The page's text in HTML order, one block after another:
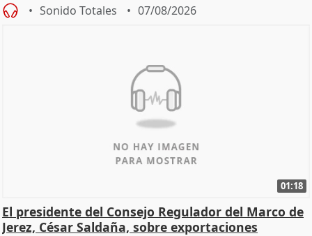
Sonido Totales 07/08/2026
01:18
El presidente del Consejo Regulador del Marco de
Jerez, César Saldaña, sobre exportaciones